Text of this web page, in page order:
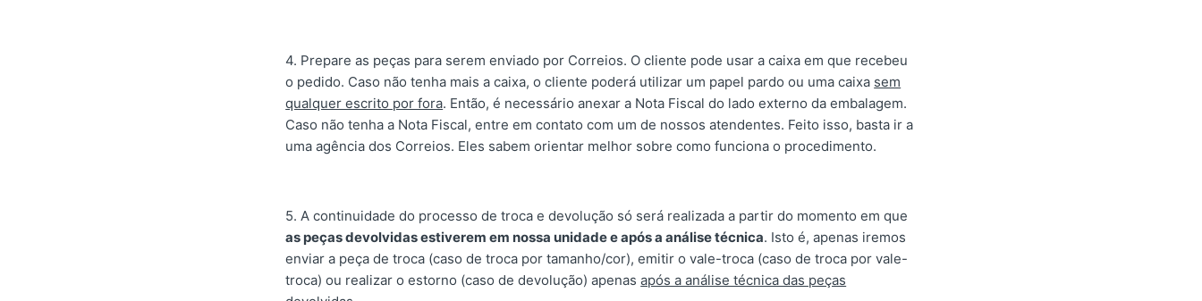
4. Prepare as peças para serem enviado por Correios. O cliente pode usar a caixa em que recebeu
o pedido. Caso não tenha mais a caixa, o cliente poderá utilizar um papel pardo ou uma caixa sem
qualquer escrito por fora. Então, é necessário anexar a Nota Fiscal do lado externo da embalagem.
Caso não tenha a Nota Fiscal, entre em contato com um de nossos atendentes. Feito isso, basta ir a
uma agência dos Correios. Eles sabem orientar melhor sobre como funciona o procedimento.
5.A continuidade do processo de troca e devolução só será realizada a partir do momento em que
as peças devolvidas estiverem em nossa unidade e após a análise técnica. Isto é, apenas iremos
enviar a peça de troca (caso de troca por tamanho/cor), emitir o vale-troca (caso de troca por vale-
troca) ou realizar o estorno (caso de devolução) apenasapós a análise técnica das peças